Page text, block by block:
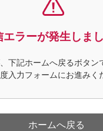
ラーが発生しまし
下記ホームへ戻るボタン
入力フォームにお進みく
ホームへ戻る